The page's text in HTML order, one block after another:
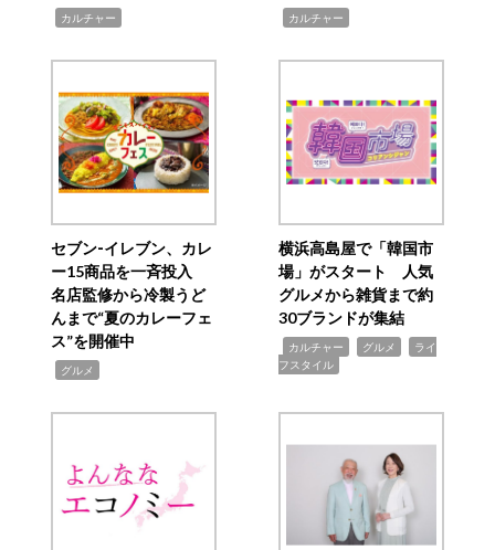
カルチャー カルチャー
セブン‐イレブン、カレ
ー15商品を一斉投入
名店監修から冷製うど
んまで“夏のカレーフェ
ス”を開催中
グルメ
横浜高島屋で「韓国市
場」がスタート 人気
グルメから雑貨まで約
30ブランドが集結
カルチャー グルメ
ライ
フスタイル